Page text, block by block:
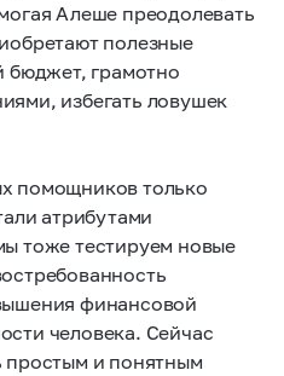
Алеше преодолевать
полезные
бюджет, грамотно
избегать ловушек
помощников только
атрибутами
тоже тестируем новые
финансовой
человека. Сейчас
простым и понятным